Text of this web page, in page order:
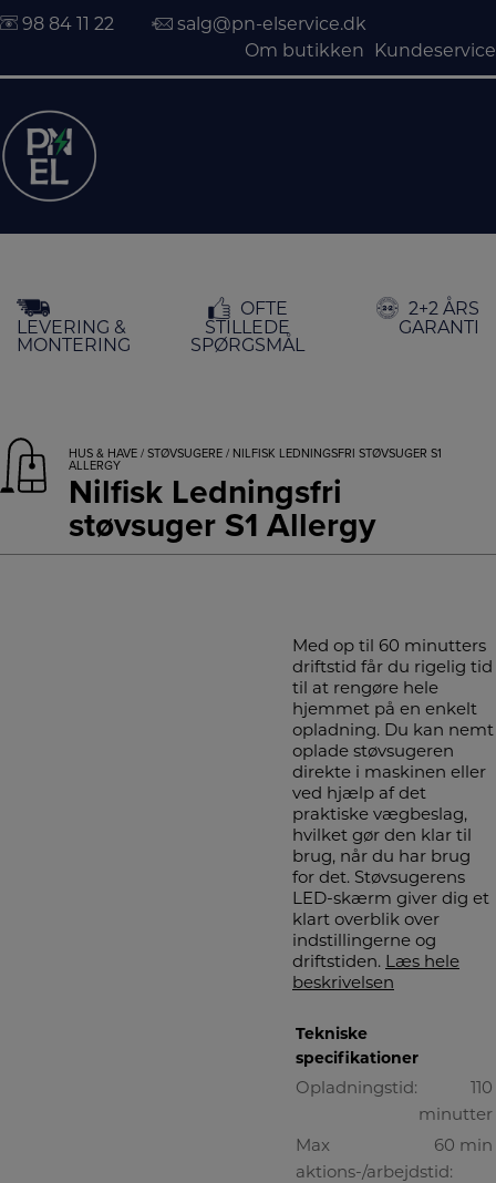
indholdet
98 84 11 22
salg@pn-elservice.dk
Om butikken
Kundeservice
LEVERING &
MONTERING
OFTE
STILLEDE
SPØRGSMÅL
2+2 ÅRS
GARANTI
HUS & HAVE / STØVSUGERE / NILFISK LEDNINGSFRI STØVSUGER S1
ALLERGY
Nilfisk Ledningsfri
støvsuger S1 Allergy
Med op til 60 minutters
driftstid får du rigelig tid
til at rengøre hele
hjemmet på en enkelt
opladning. Du kan nemt
oplade støvsugeren
direkte i maskinen eller
ved hjælp af det
praktiske vægbeslag,
hvilket gør den klar til
brug, når du har brug
for det. Støvsugerens
LED-skærm giver dig et
klart overblik over
indstillingerne og
driftstiden. Læs hele
beskrivelsen
Tekniske
specifikationer
Opladningstid:
110
minutter
Max
aktions-/arbejdstid:
60 min